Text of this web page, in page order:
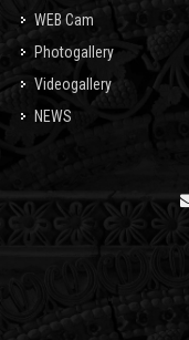
WEB Cam
Photogallery
Videogallery
NEWS